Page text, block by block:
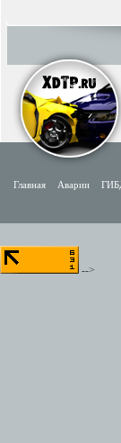
Главная Аварии
-->